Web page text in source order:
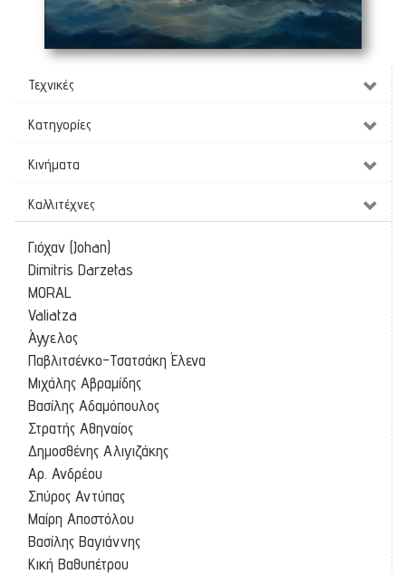
Ιστιοφόρο (100 x 70 cm)
Τεχνικές
Κατηγορίες
Κινήματα
Καλλιτέχνες
Γιόχαν (Johan)
Dimitris Darzetas
MORAL
Valiatza
Άγγελος
Παβλιτσένκο-Τσατσάκη Έλενα
Μιχάλης Αβραμίδης
Βασίλης Αδαμόπουλος
Στρατής Αθηναίος
Δημοσθένης Αλιγιζάκης
Αρ. Ανδρέου
Σπύρος Αντύπας
Μαίρη Αποστόλου
Βασίλης Βαγιάννης
Κική Βαθυπέτρου